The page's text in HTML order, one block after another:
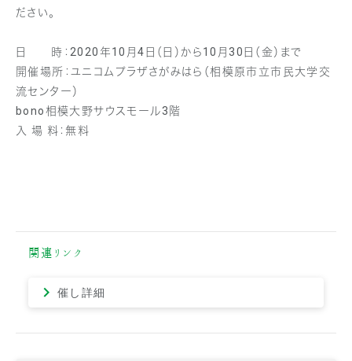
ださい。
日 時：2020年10月4日（日）から10月30日（金）まで
開催場所：ユニコムプラザさがみはら（相模原市立市民大学交
流センター）
bono相模大野サウスモール3階
入 場 料：無料
関連リンク
催し詳細